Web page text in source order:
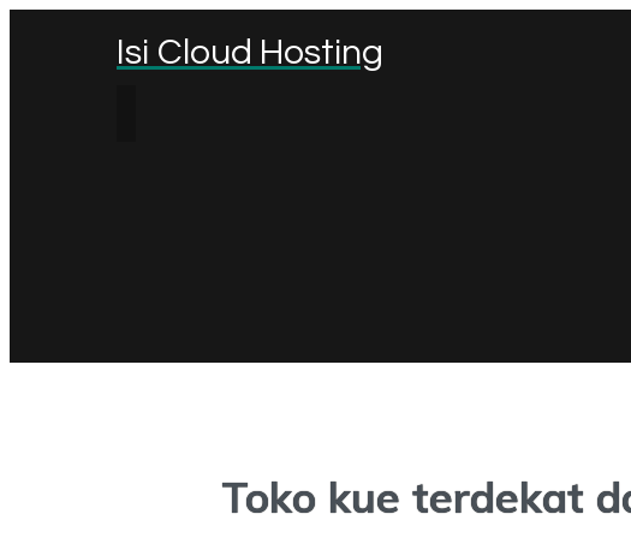
Isi Cloud Hosting
Toko kue terdekat